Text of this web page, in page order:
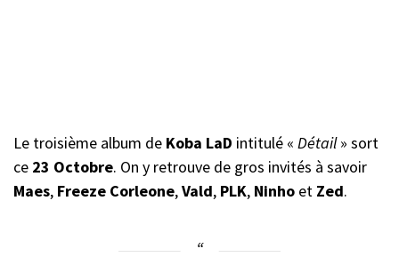
Le troisième album de Koba LaD intitulé « Détail» sort
ce 23 Octobre. On y retrouve de gros invités à savoir
Maes, Freeze Corleone,Vald, PLK, Ninho et Zed.